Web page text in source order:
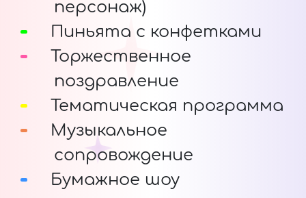
персонаж)
Пиньята с конфетками
Торжественное
поздравление
Тематическая программа
Музыкальное
сопровождение
Бумажное шоу